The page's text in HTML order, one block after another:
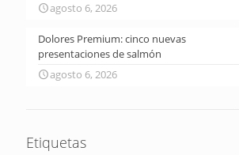
agosto 6, 2026
Dolores Premium: cinco nuevas
presentaciones de salmón
agosto 6, 2026
Etiquetas